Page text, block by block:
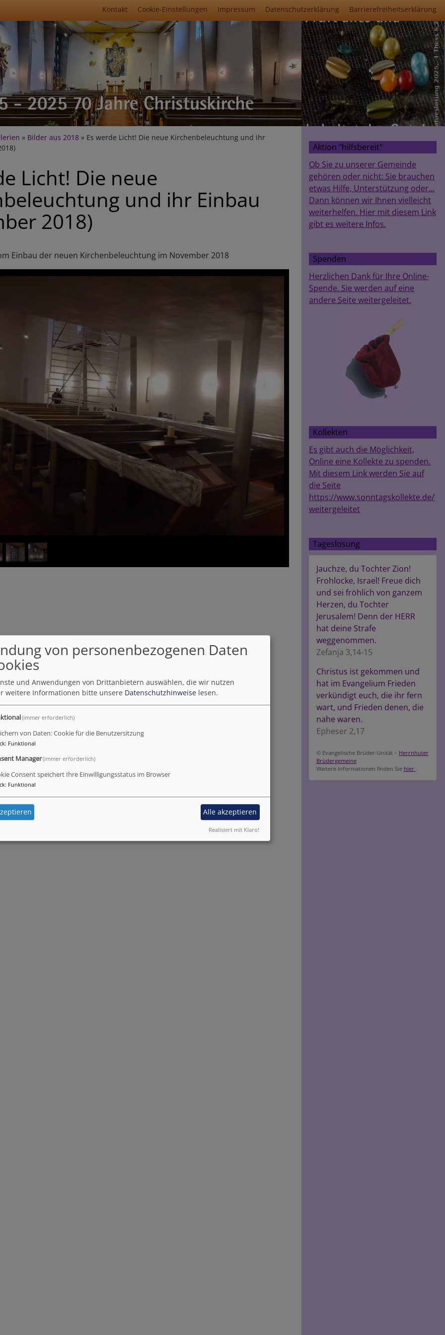
Fußbereichsmenü
Kontakt Cookie-Einstellungen Impressum Datenschutzerklärung Barrierefreiheitserklärung
Bilder aus 2018
Es werde Licht! Die neue Kirchenbeleuchtung und ihr
Licht! Die neue
und ihr Einbau
2018)
Einbau der neuen Kirchenbeleuchtung im November 2018
Aktion "hilfsbereit"
Ob Sie zu unserer Gemeinde
gehören oder nicht: Sie brauchen
etwas Hilfe, Unterstützung oder...
Dann können wir Ihnen vielleicht
weiterhelfen. Hier mit diesem Link
gibt es weitere Infos.
Spenden
Herzlichen Dank für Ihre Online-
Spende. Sie werden auf eine
andere Seite weitergeleitet.
Kollekten
Es gibt auch die Möglichkeit,
Online eine Kollekte zu spenden.
Mit diesem Link werden Sie auf
die Seite
https://www.sonntagskollekte.de/
weitergeleitet
Tageslosung
Jauchze, du Tochter Zion!
Frohlocke, Israel! Freue dich
und sei fröhlich von ganzem
Herzen, du Tochter
Jerusalem! Denn der HERR
hat deine Strafe
weggenommen.
Zefanja 3,14-15
Christus ist gekommen und
hat im Evangelium Frieden
verkündigt euch, die ihr fern
wart, und Frieden denen, die
nahe waren.
Epheser 2,17
© Evangelische Brüder-Unität – Herrnhuter
Brüdergemeine
Weitere Informationen finden Sie hier .
von personenbezogenen Daten
und Anwendungen von Drittanbietern auswählen, die wir nutzen
weitere Informationen bitte unsere Datenschutzhinweise lesen.
(immer erforderlich)
von Daten: Cookie für die Benutzersitzung
: Funktional
Manager(immer erforderlich)
Consent speichert Ihre Einwilligungsstatus im Browser
: Funktional
Alle akzeptieren
Realisiert mit Klaro!